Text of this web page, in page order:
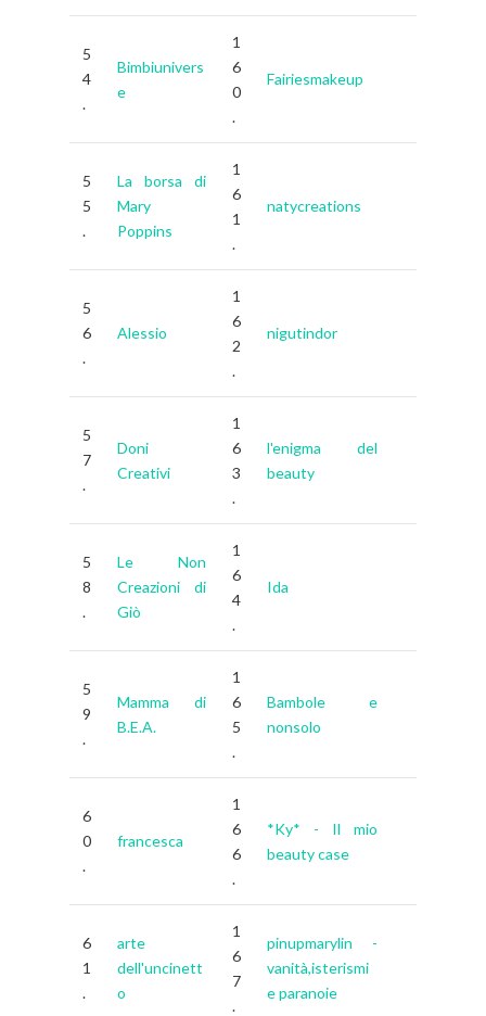
5
4
.
Bimbiunivers
e
1
6
0
.
Fairiesmakeup
5
5
.
La borsa di
Mary
Poppins
1
6
1
.
natycreations
5
6
.
Alessio
1
6
2
.
nigutindor
5
7
.
Doni
Creativi
1
6
3
.
l'enigma del
beauty
5
8
.
Le Non
Creazioni di
Giò
1
6
4
.
Ida
5
9
.
Mamma di
B.E.A.
1
6
5
.
Bambole e
nonsolo
6
0
.
francesca
1
6
6
.
*Ky* - Il mio
beauty case
6
1
.
arte
dell'uncinett
o
1
6
7
.
pinupmarylin -
vanità,isterismi
e paranoie